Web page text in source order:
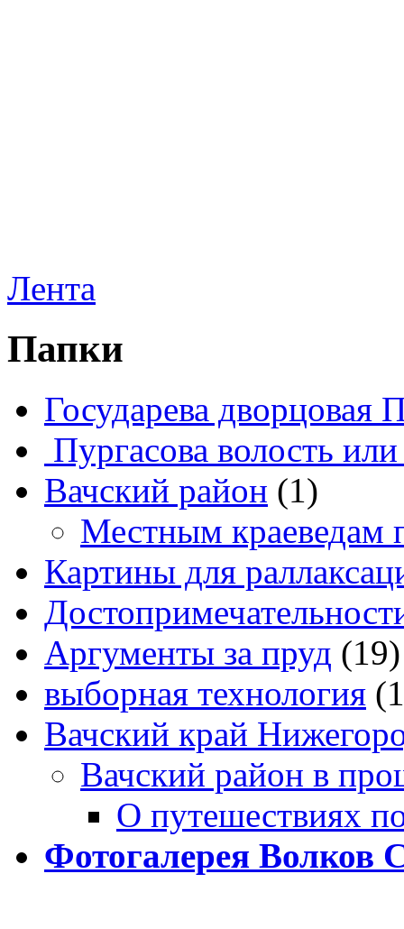
Лента
Папки
Государева дворцовая
Пургасова волость
Вачский район (1)
Местным краеведам
Картины для
Аргументы за пруд (19)
выборная технология
Вачский край
Вачский район в
О путешествиях
Фотогалерея Волков